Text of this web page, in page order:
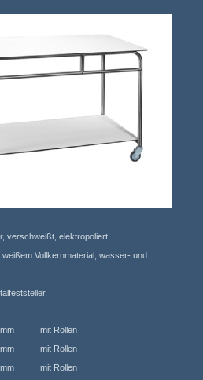
verschweißt, elektropoliert,
Vollkernmaterial, wasser- und
mm mit Rollen
mm mit Rollen
mm mit Rollen